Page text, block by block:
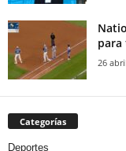
para
26
Categorías
Deportes